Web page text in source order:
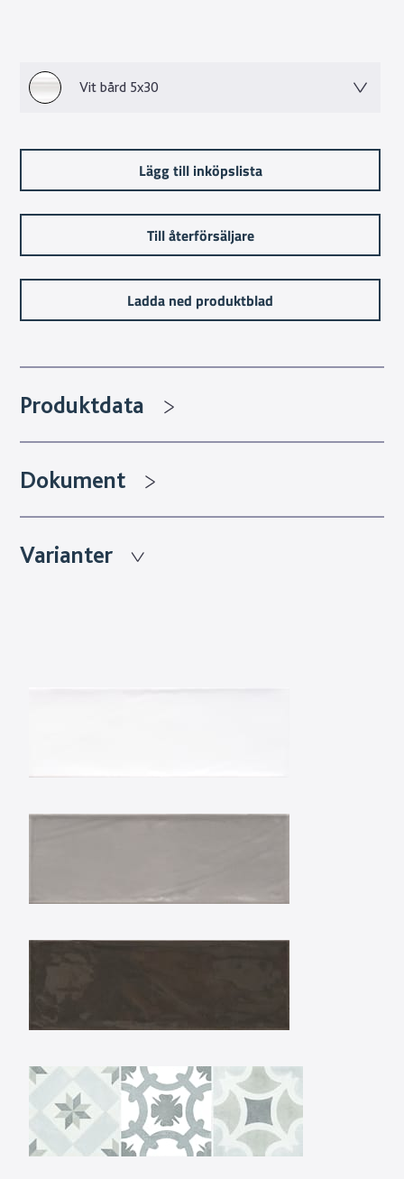
Vit bård 5x30
Lägg till inköpslista
Till återförsäljare
Ladda ned produktblad
Produktdata
Dokument
Varianter